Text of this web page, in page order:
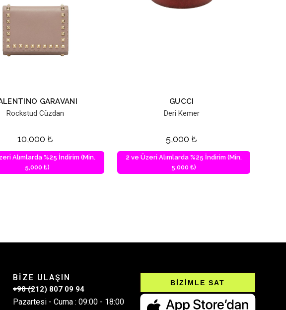
GARAVANI
Rockstud Cüzdan
10,000₺
Alımlarda %25 İndirim (Min.
5,000 ₺)
GUCCI
Deri Kemer
5,000₺
2 ve Üzeri Alımlarda %25 İndirim (Min.
5,000 ₺)
BİZE ULAŞIN
+90 (212) 807 09 94
Pazartesi - Cuma : 09:00 - 18:00
BİZİMLE SAT